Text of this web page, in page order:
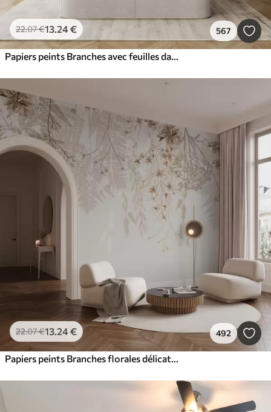
22.07€13.24€ 567
Papiers peints Branches avec feuilles dans les tons bleus et bruns, fond clair, doux et délicat, style aquarelle
22.07€13.24€ 492
Papiers peints Branches florales délicates et herbe avec des fleurs blanches, grises et beiges tombant en cascade sur un fond clair